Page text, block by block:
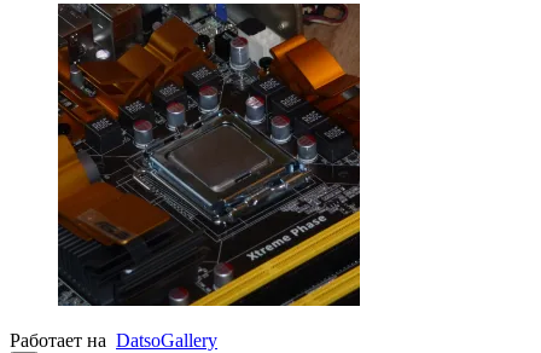
Работает на DatsoGallery